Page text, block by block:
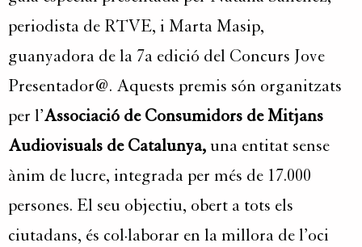
periodista de RTVE, i Marta Masip,
guanyadora de la 7a edició del Concurs Jove
Presentador@. Aquests premis són organitzats
per l’Associació de Consumidors de Mitjans
Audiovisuals de Catalunya, una entitat sense
ànim de lucre, integrada per més de 17.000
persones. El seu objectiu, obert a tots els
ciutadans, és col·laborar en la millora de l’oci